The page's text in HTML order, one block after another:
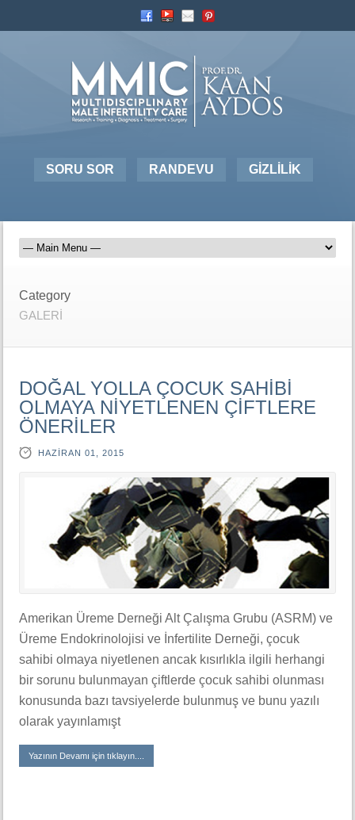
SORU SOR RANDEVU GİZLİLİK
Category
GALERİ
DOĞAL YOLLA ÇOCUK SAHİBİ
OLMAYA NİYETLENEN ÇİFTLERE
ÖNERİLER
HAZIRAN 01, 2015
Amerikan Üreme Derneği Alt Çalışma Grubu (ASRM) ve
Üreme Endokrinolojisi ve İnfertilite Derneği, çocuk
sahibi olmaya niyetlenen ancak kısırlıkla ilgili herhangi
bir sorunu bulunmayan çiftlerde çocuk sahibi olunması
konusunda bazı tavsiyelerde bulunmuş ve bunu yazılı
olarak yayınlamışt
Yazının Devamı için tıklayın....